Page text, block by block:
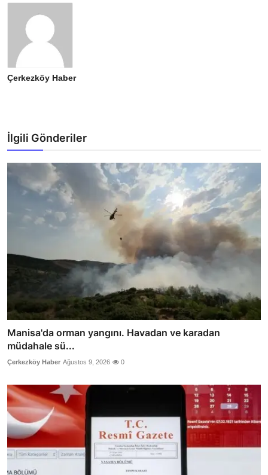
Çerkezköy Haber
İlgili Gönderiler
Manisa'da orman yangını. Havadan ve karadan
müdahale sü...
Çerkezköy Haber Ağustos 9, 2026 0